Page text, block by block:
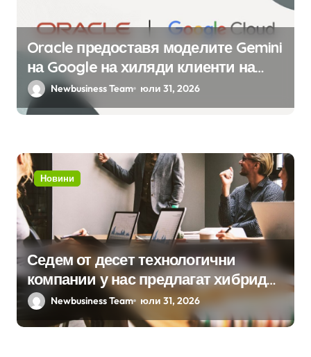
Oracle предоставя моделите Gemini
на Google на хиляди клиенти на
бизнес приложения
Newbusiness Team юли 31, 2026
Новини
Седем от десет технологични
компании у нас предлагат хибридна
работаNewbusiness Team юли 31, 2026